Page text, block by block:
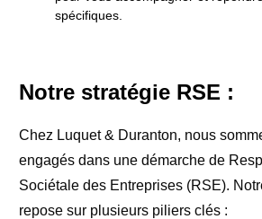
spécifiques.
Notre stratégie RSE :
Chez Luquet & Duranton, nous
engagés dans une démarche de
Sociétale des Entreprises (RSE).
repose sur plusieurs piliers clés :